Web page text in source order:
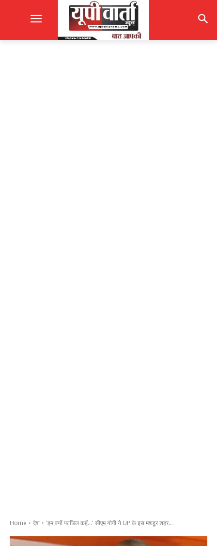
Home देश 'हम क्यों फाजिल कहें...' सीएम योगी ने UP के इस मशहूर शहर...